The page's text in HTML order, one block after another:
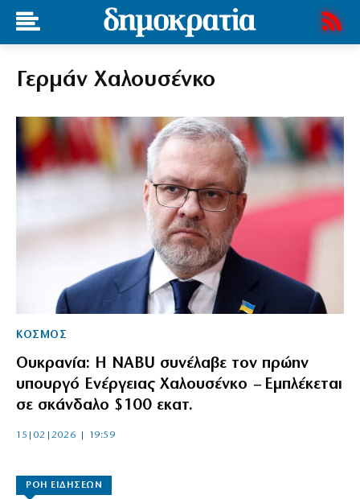
Γερμάν Χαλουσένκο
ΚΟΣΜΟΣ
Ουκρανία: Η ΝΑBU συνέλαβε τον πρώην
υπουργό Ενέργειας Χαλουσένκο – Εμπλέκεται
σε σκάνδαλο $100 εκατ.
15|02|2026 | 19:59
ΡΟΗ ΕΙΔΗΣΕΩΝ